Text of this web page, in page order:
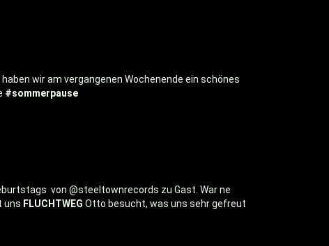
wir am vergangenen Wochenende ein schönes
#sommerpause
von @steeltownrecords zu Gast. War ne
uns FLUCHTWEG Otto besucht, was uns sehr gefreut